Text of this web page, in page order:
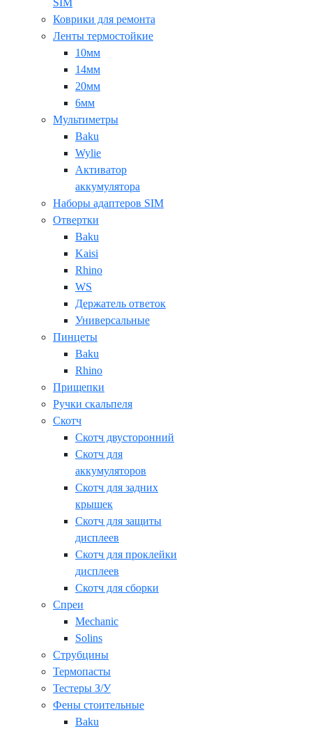
SIM
Коврики для ремонта
Ленты термостойкие
10мм
14мм
20мм
6мм
Мультиметры
Baku
Wylie
Активатор
аккумулятора
Наборы адаптеров SIM
Отвертки
Baku
Kaisi
Rhino
WS
Держатель ответок
Универсальные
Пинцеты
Baku
Rhino
Прищепки
Ручки скальпеля
Скотч
Скотч двусторонний
Скотч для
аккумуляторов
Скотч для задних
крышек
Скотч для защиты
дисплеев
Скотч для проклейки
дисплеев
Скотч для сборки
Спреи
Mechanic
Solins
Струбцины
Термопасты
Тестеры З/У
Фены стоительные
Baku